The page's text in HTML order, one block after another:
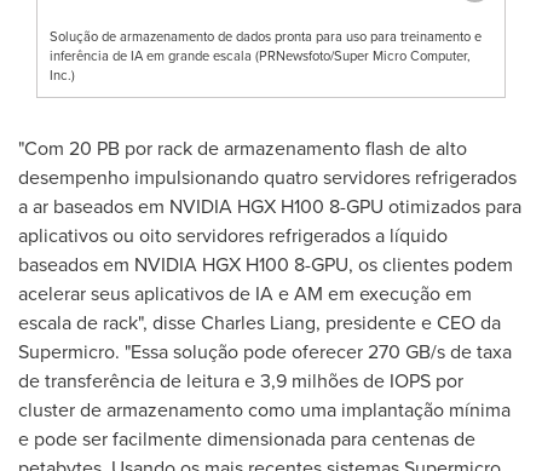
Solução de armazenamento de dados pronta para uso para treinamento e
inferência de IA em grande escala (PRNewsfoto/Super Micro Computer,
Inc.)
"Com 20 PB por rack de armazenamento flash de alto
desempenho impulsionando quatro servidores refrigerados
a ar baseados em NVIDIA HGX H100 8-GPU otimizados para
aplicativos ou oito servidores refrigerados a líquido
baseados em NVIDIA HGX H100 8-GPU, os clientes podem
acelerar seus aplicativos de IA e AM em execução em
escala de rack", disseCharles Liang, presidente e CEO da
Supermicro. "Essa solução pode oferecer 270 GB/s de taxa
de transferência de leitura e 3,9 milhões de IOPS por
cluster de armazenamento como uma implantação mínima
e pode ser facilmente dimensionada para centenas de